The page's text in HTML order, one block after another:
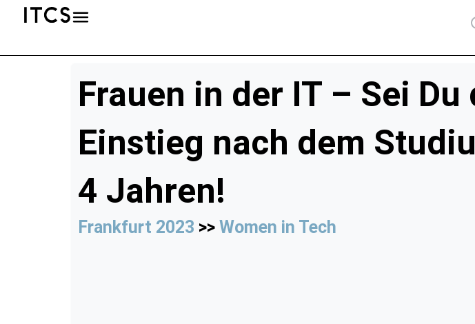
Frauen in der IT – Sei
Einstieg nach dem
4 Jahren!
Frankfurt 2023 >> Women in Tech